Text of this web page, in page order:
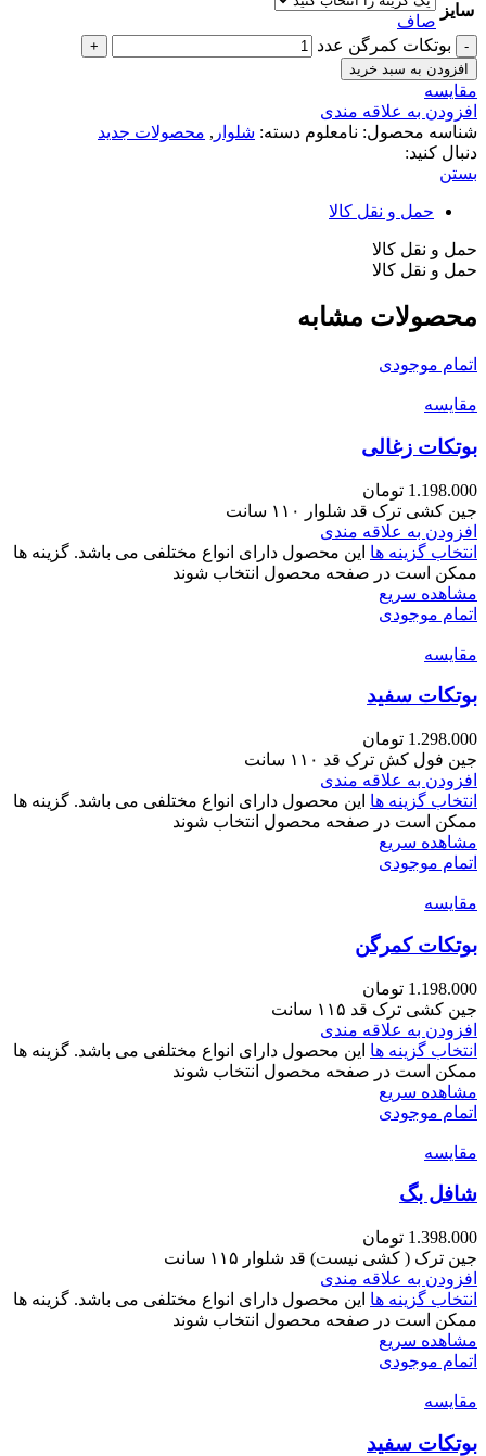
سایز
صاف
بوتکات کمرگن عدد
افزودن به سبد خرید
مقایسه
افزودن به علاقه مندی
شناسه محصول: نامعلوم دسته: شلوار , محصولات جدید
دنبال کنید:
بستن
حمل و نقل کالا
حمل و نقل کالا
حمل و نقل کالا
محصولات مشابه
اتمام موجودی
مقایسه
بوتکات زغالی
1.198.000 تومان
جین کشی ترک قد شلوار ۱۱۰ سانت
افزودن به علاقه مندی
انتخاب گزینه ها این محصول دارای انواع مختلفی می باشد. گزینه ها
ممکن است در صفحه محصول انتخاب شوند
مشاهده سریع
اتمام موجودی
مقایسه
بوتکات سفید
1.298.000 تومان
جین فول کش ترک قد ۱۱۰ سانت
افزودن به علاقه مندی
انتخاب گزینه ها این محصول دارای انواع مختلفی می باشد. گزینه ها
ممکن است در صفحه محصول انتخاب شوند
مشاهده سریع
اتمام موجودی
مقایسه
بوتکات کمرگن
1.198.000 تومان
جین کشی ترک قد ۱۱۵ سانت
افزودن به علاقه مندی
انتخاب گزینه ها این محصول دارای انواع مختلفی می باشد. گزینه ها
ممکن است در صفحه محصول انتخاب شوند
مشاهده سریع
اتمام موجودی
مقایسه
شافل بگ
1.398.000 تومان
جین ترک ( کشی نیست) قد شلوار ۱۱۵ سانت
افزودن به علاقه مندی
انتخاب گزینه ها این محصول دارای انواع مختلفی می باشد. گزینه ها
ممکن است در صفحه محصول انتخاب شوند
مشاهده سریع
اتمام موجودی
مقایسه
بوتکات سفید